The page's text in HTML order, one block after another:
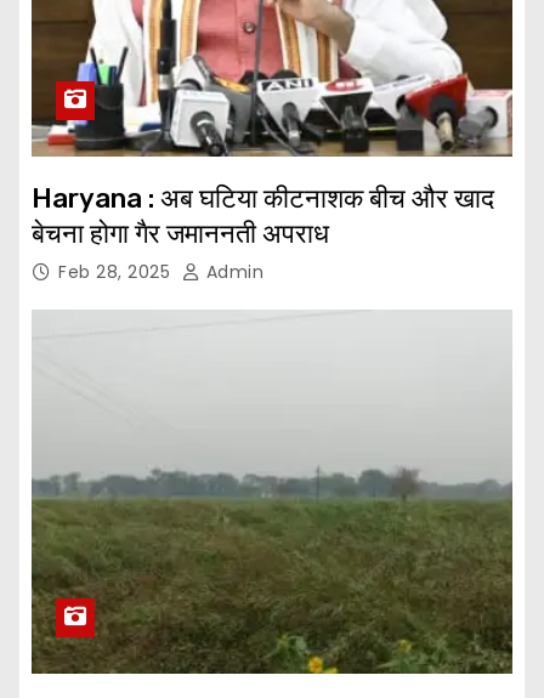
Haryana : अब घटिया कीटनाशक बीच और खाद
बेचना होगा गैर जमाननती अपराध
Feb 28, 2025 Admin